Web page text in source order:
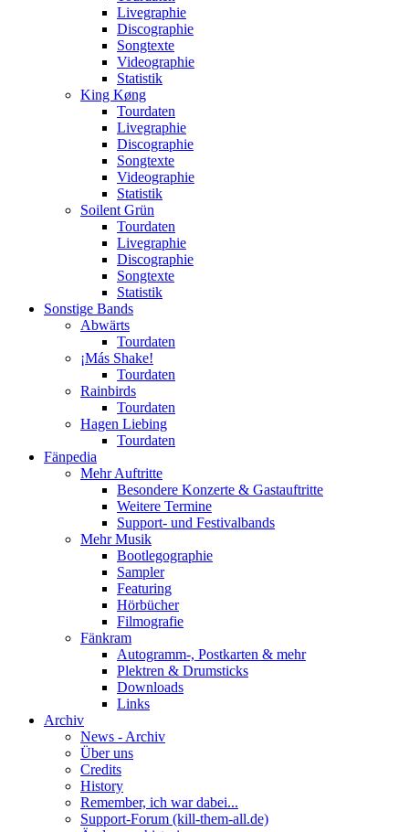
Livegraphie
Discographie
Songtexte
Videographie
Statistik
King Køng
Tourdaten
Livegraphie
Discographie
Songtexte
Videographie
Statistik
Soilent Grün
Tourdaten
Livegraphie
Discographie
Songtexte
Statistik
Sonstige Bands
Abwärts
Tourdaten
¡Más Shake!
Tourdaten
Rainbirds
Tourdaten
Hagen Liebing
Tourdaten
Fänpedia
Mehr Auftritte
Besondere Konzerte & Gastauftritte
Weitere Termine
Support- und Festivalbands
Mehr Musik
Bootlegographie
Sampler
Featuring
Hörbücher
Filmografie
Fänkram
Autogramm-, Postkarten & mehr
Plektren & Drumsticks
Downloads
Links
Archiv
News - Archiv
Über uns
Credits
History
Remember, ich war dabei...
Support-Forum (kill-them-all.de)